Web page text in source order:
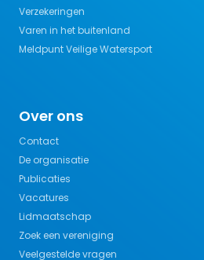
Verzekeringen
Varen in het buitenland
Meldpunt Veilige Watersport
Over ons
Contact
De organisatie
Publicaties
Vacatures
Lidmaatschap
Zoek een vereniging
Veelgestelde vragen